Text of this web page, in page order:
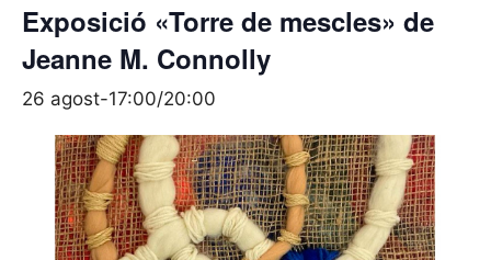
Exposició «Torre de mescles» de
Jeanne M. Connolly
26 agost-17:00/20:00